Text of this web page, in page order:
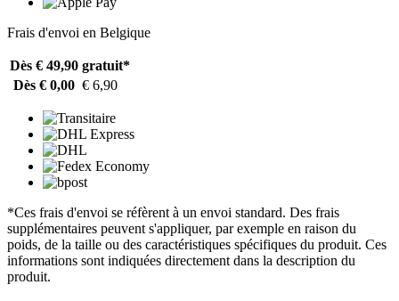
Frais d'envoi en Belgique
Dès € 49,90 gratuit*
Dès € 0,00 € 6,90
*Ces frais d'envoi se réfèrent à un envoi standard. Des frais
supplémentaires peuvent s'appliquer, par exemple en raison du
poids, de la taille ou des caractéristiques spécifiques du produit. Ces
informations sont indiquées directement dans la description du
produit.